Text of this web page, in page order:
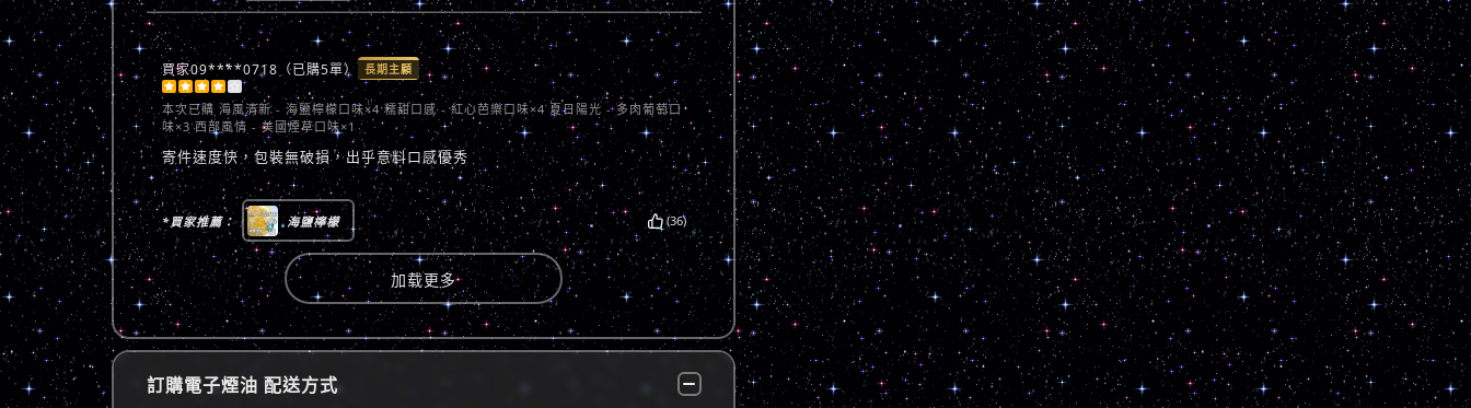
買家09****0718（已購5單） 長期主顧
    
本次已購 海風清新 - 海鹽檸檬口味×4 糯甜口感 - 紅心芭樂口味×4 夏日陽光 - 多肉葡萄口
味×3 西部風情 - 美國煙草口味×1
寄件速度快，包裝無破損，出乎意料口感優秀
*買家推薦： 海鹽檸檬 (36)
加载更多
訂購電子煙油 配送方式